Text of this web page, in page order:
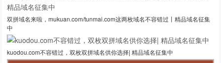
双拼域名来啦，mukuan.com/tunmai.com这两枚域名不容错过丨精品域名征集
中
kuodou.com不容错过，双枚双拼域名供你选择| 精品域名征集中